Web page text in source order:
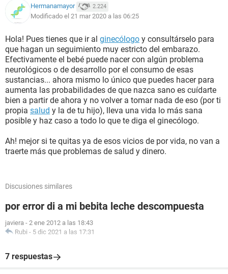
Hermanamayor 2.224
Modificado el 21 mar 2020 a las 06:25
Hola! Pues tienes que ir al ginecólogo y consultárselo para
que hagan un seguimiento muy estricto del embarazo.
Efectivamente el bebé puede nacer con algún problema
neurológicos o de desarrollo por el consumo de esas
sustancias... ahora mismo lo único que puedes hacer para
aumenta las probabilidades de que nazca sano es cuídarte
bien a partir de ahora y no volver a tomar nada de eso (por ti
propia salud y la de tu hijo), lleva una vida lo más sana
posible y haz caso a todo lo que te diga el ginecólogo.
Ah! mejor si te quitas ya de esos vicios de por vida, no van a
traerte más que problemas de salud y dinero.
Discusiones similares
por error di a mi bebita leche descompuesta
javiera - 2 ene 2012 a las 18:43
Rubi - 5 dic 2021 a las 17:31
7 respuestas